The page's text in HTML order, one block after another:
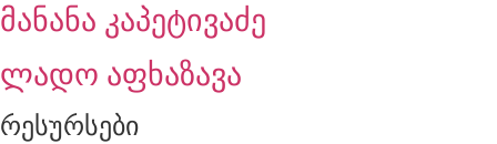
მანანა კაპეტივაძე
ლადო აფხაზავა
რესურსები